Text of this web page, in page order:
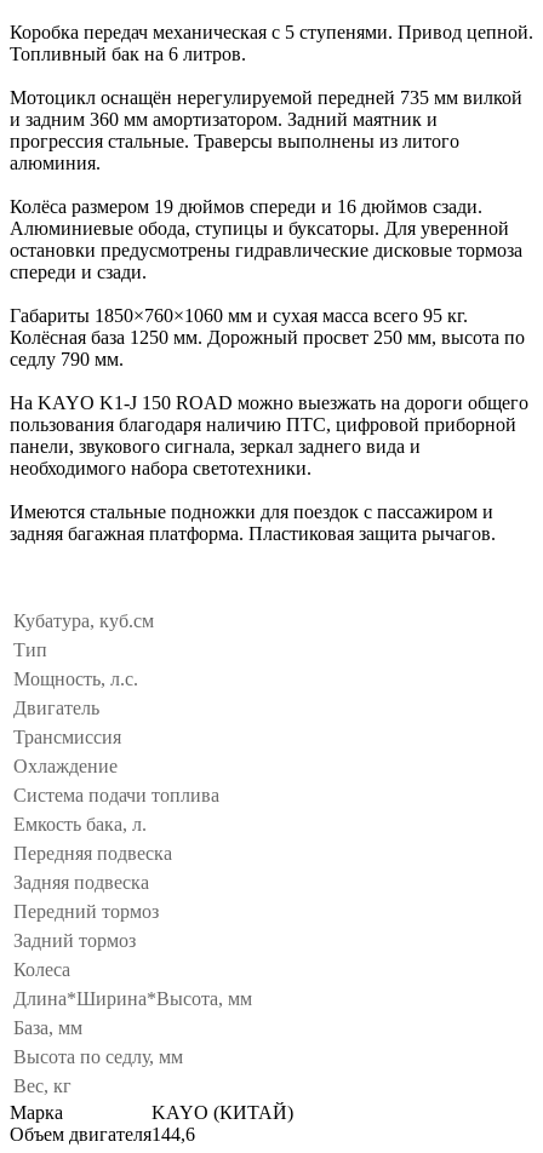
Коробка передач механическая с 5 ступенями. Привод цепной.
Топливный бак на 6 литров.
Мотоцикл оснащён нерегулируемой передней 735 мм вилкой
и задним 360 мм амортизатором. Задний маятник и
прогрессия стальные. Траверсы выполнены из литого
алюминия.
Колёса размером 19 дюймов спереди и 16 дюймов сзади.
Алюминиевые обода, ступицы и буксаторы. Для уверенной
остановки предусмотрены гидравлические дисковые тормоза
спереди и сзади.
Габариты 1850×760×1060 мм и сухая масса всего 95 кг.
Колёсная база 1250 мм. Дорожный просвет 250 мм, высота по
седлу 790 мм.
На KAYO K1-J 150 ROAD можно выезжать на дороги общего
пользования благодаря наличию ПТС, цифровой приборной
панели, звукового сигнала, зеркал заднего вида и
необходимого набора светотехники.
Имеются стальные подножки для поездок с пассажиром и
задняя багажная платформа. Пластиковая защита рычагов.
Кубатура, куб.см
Тип
Мощность, л.с.
Двигатель
Трансмиссия
Охлаждение
Система подачи топлива
Емкость бака, л.
Передняя подвеска
Задняя подвеска
Передний тормоз
Задний тормоз
Колеса
Длина*Ширина*Высота, мм
База, мм
Высота по седлу, мм
Вес, кг
Марка
KAYO (КИТАЙ)
Объем двигателя144,6